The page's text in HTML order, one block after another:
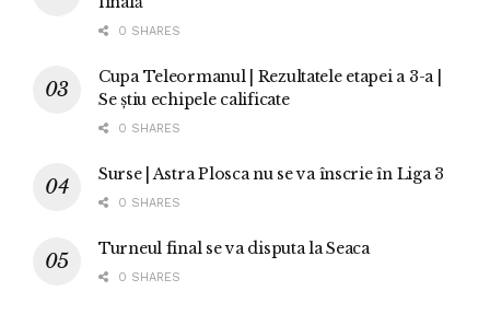
0 SHARES
Cupa Teleormanul | Rezultatele etapei a 3-a |
Se știu echipele calificate
0 SHARES
Surse | Astra Plosca nu se va înscrie în Liga 3
0 SHARES
Turneul final se va disputa la Seaca
0 SHARES